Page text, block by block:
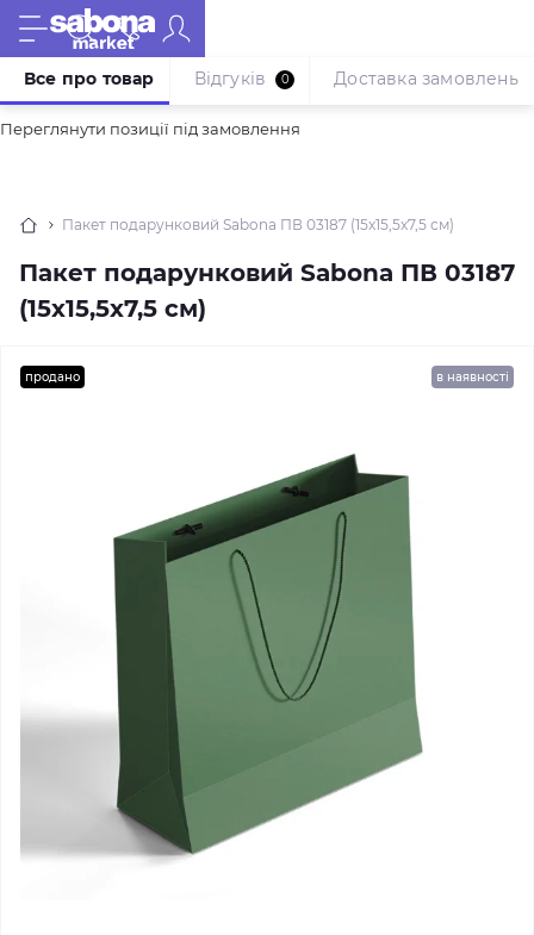
Переглянути позиції під замовлення
Пакет подарунковий Sabona ПВ 03187 (15x15,5x7,5 см)
Пакет подарунковий Sabona ПВ 03187
(15x15,5x7,5 см)
Все про товар Відгуків 0 Доставка замовлень
продано в наявності